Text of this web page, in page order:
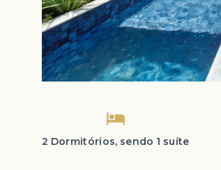
2 Dormitórios, sendo 1 suíte